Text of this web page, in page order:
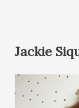
Jackie